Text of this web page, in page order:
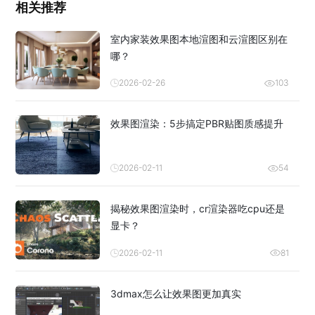
相关推荐
室内家装效果图本地渲图和云渲图区别在
哪？
2026-02-26 103
效果图渲染：5步搞定PBR贴图质感提升
2026-02-11 54
揭秘效果图渲染时，cr渲染器吃cpu还是
显卡？
2026-02-11 81
3dmax怎么让效果图更加真实